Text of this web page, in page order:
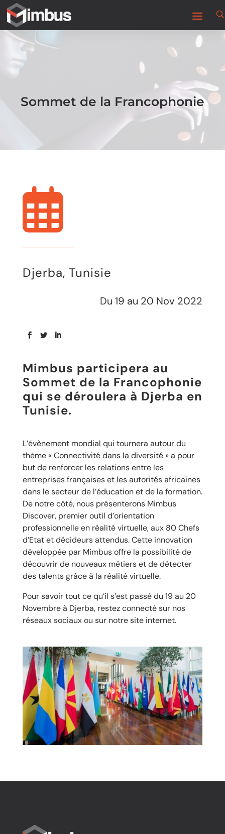
Sommet de la Francophonie
Djerba, Tunisie
Du 19 au 20 Nov 2022
Mimbus participera au
Sommet de la Francophonie
qui se déroulera à Djerba en
Tunisie.
L’évènement mondial qui tournera autour du
thème « Connectivité dans la diversité » a pour
but de renforcer les relations entre les
entreprises françaises et les autorités africaines
dans le secteur de l’éducation et de la formation.
De notre côté, nous présenterons Mimbus
Discover, premier outil d’orientation
professionnelle en réalité virtuelle, aux 80 Chefs
d’Etat et décideurs attendus. Cette innovation
développée par Mimbus offre la possibilité de
découvrir de nouveaux métiers et de détecter
des talents grâce à la réalité virtuelle.
Pour savoir tout ce qu’il s’est passé du 19 au 20
Novembre à Djerba, restez connecté sur nos
réseaux sociaux ou sur notre site internet.